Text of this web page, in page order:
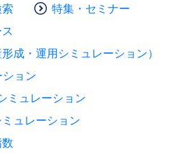
特集・セミナー
成・運用シミュレーション）
ション
ミュレーション
ュレーション